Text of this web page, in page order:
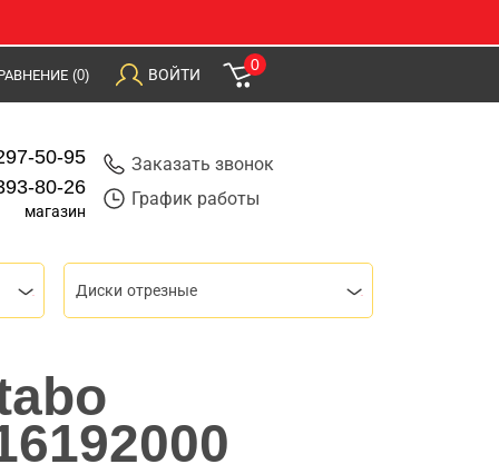
(0) ВОЙТИ
0
50-95
80-26
магазин
Заказать звонок
График работы
Диски отрезные